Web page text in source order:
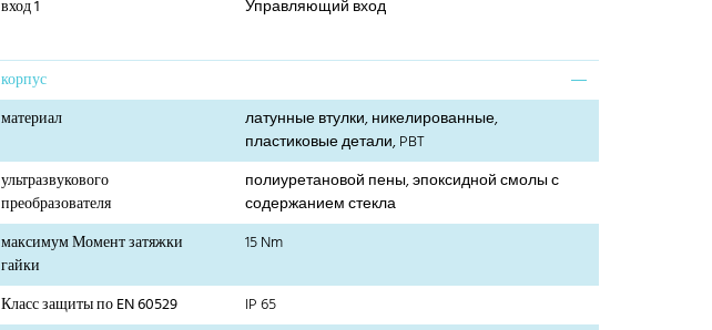
вход 1
Управляющий вход
корпус
материал
латунные втулки, никелированные,
пластиковые детали, PBT
ультразвукового
преобразователя
полиуретановой пены, эпоксидной смолы с
содержанием стекла
максимум Момент затяжки
гайки
15 Nm
Класс защиты по EN 60529
IP 65